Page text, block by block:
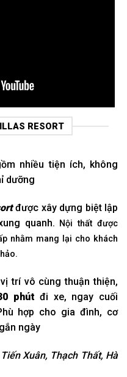
RESORT
nhiều tiện ích, không
dưỡng
được xây dựng biệt lập
quanh. Nội thất được
nhằm mang lại cho khách
trí vô cùng thuận thiện,
phút đi xe, ngay cuối
hợp cho gia đình, cơ
ngày
Xuân, Thạch Thất, Hà